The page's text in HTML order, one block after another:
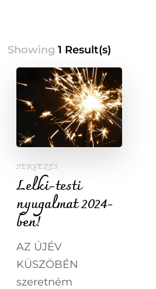
Showing1 Result(s)
TERVEZÉS
Lelki-testi
nyugalmat 2024-
ben!
AZ ÚJÉV
KÜSZÖBÉN
szeretném